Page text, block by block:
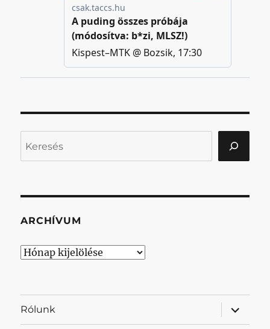
ARCHÍVUM
Archívum
Rólunk
almenü